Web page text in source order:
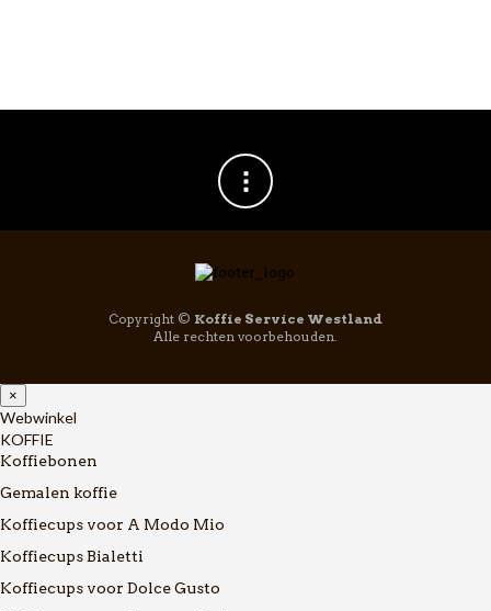
Copyright © Koffie Service Westland
Alle rechten voorbehouden.
×
Webwinkel
KOFFIE
Koffiebonen
Gemalen koffie
Koffiecups voor A Modo Mio
Koffiecups Bialetti
Koffiecups voor Dolce Gusto